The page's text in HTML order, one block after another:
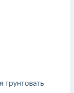
грунтовать